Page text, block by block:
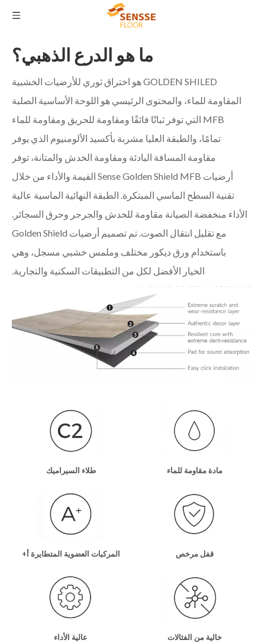
ما هو الدرع الذهبي؟
GOLDEN SHILED هو اختراق ثوري للأرضيات الخشبية
المقاومة للماء، والمحتوى الرئيسي هو اللوحة الأساسية الصلبة
MFB التي توفر ثباتًا فائقًا ومقاومة للحريق ومقاومة للماء
تمامًا، والطبقة العليا مشربة بأكسيد الألومنيوم الذي يوفر
مقاومة المسافة البادئة ومقاومة الخدش والمتانة، توفر
أرضيات Sense Golden Shield MFB القيمة والأداء من خلال
تقنية السطح الماسي المبتكرة. الطبقة النهائية الماسية عالية
الأداء منخفضة الصيانة مقاومة للخدش والجرجر وحرق السجائر.
مع تقليل انتقال الصوت. تم تصميم أرضيات Golden Shield
باستخدام ورق ديكور مختلف وملمس خشبي مسجل، وهي
الخيار الأفضل لكل من التطبيقات السكنية والتجارية.
مادة مقاومة للماء طلاء السيراميك
قفل مرخص المركبات العضوية المتطايرة أ+
خالية من الفثالات عالية الأداء